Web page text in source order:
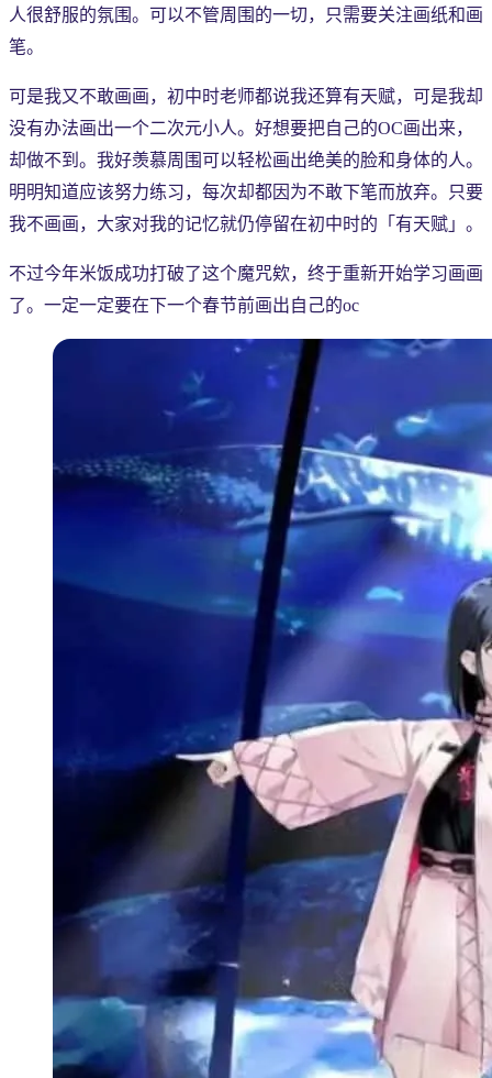
人很舒服的氛围。可以不管周围的一切，只需要关注画纸和画
笔。
可是我又不敢画画，初中时老师都说我还算有天赋，可是我却
没有办法画出一个二次元小人。好想要把自己的OC画出来，
却做不到。我好羡慕周围可以轻松画出绝美的脸和身体的人。
明明知道应该努力练习，每次却都因为不敢下笔而放弃。只要
我不画画，大家对我的记忆就仍停留在初中时的「有天赋」。
不过今年米饭成功打破了这个魔咒欸，终于重新开始学习画画
了。一定一定要在下一个春节前画出自己的oc